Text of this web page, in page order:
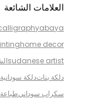
العلامات الشائعة
abaya
home decor
sudanese artist
دلكة بناتدلكة سودانية
سكراب سوداني